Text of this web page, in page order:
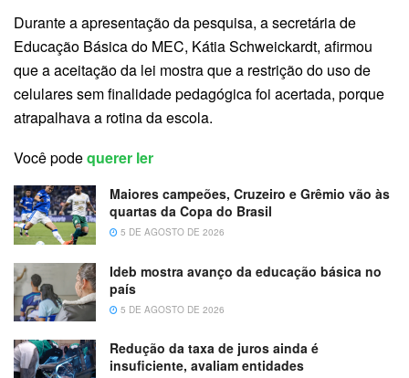
Durante a apresentação da pesquisa, a secretária de
Educação Básica do MEC, Kátia Schweickardt, afirmou
que a aceitação da lei mostra que a restrição do uso de
celulares sem finalidade pedagógica foi acertada, porque
atrapalhava a rotina da escola.
Você podequerer ler
Maiores campeões, Cruzeiro e Grêmio vão às
quartas da Copa do Brasil
5 DE AGOSTO DE 2026
Ideb mostra avanço da educação básica no
país
5 DE AGOSTO DE 2026
Redução da taxa de juros ainda é
insuficiente, avaliam entidades